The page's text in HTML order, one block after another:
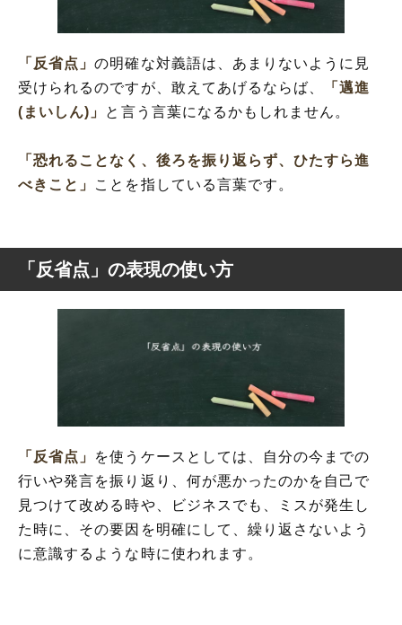
「反省点」の明確な対義語は、あまりないように見
受けられるのですが、敢えてあげるならば、
「邁進
(まいしん)」 と言う言葉になるかもしれません。
「恐れることなく、後ろを振り返らず、ひたすら進
べきこと」 ことを指している言葉です。
「反省点」の表現の使い方
「反省点」 を使うケースとしては、自分の今までの
行いや発言を振り返り、何が悪かったのかを自己で
見つけて改める時や、ビジネスでも、ミスが発生し
た時に、その要因を明確にして、繰り返さないよう
に意識するような時に使われます。